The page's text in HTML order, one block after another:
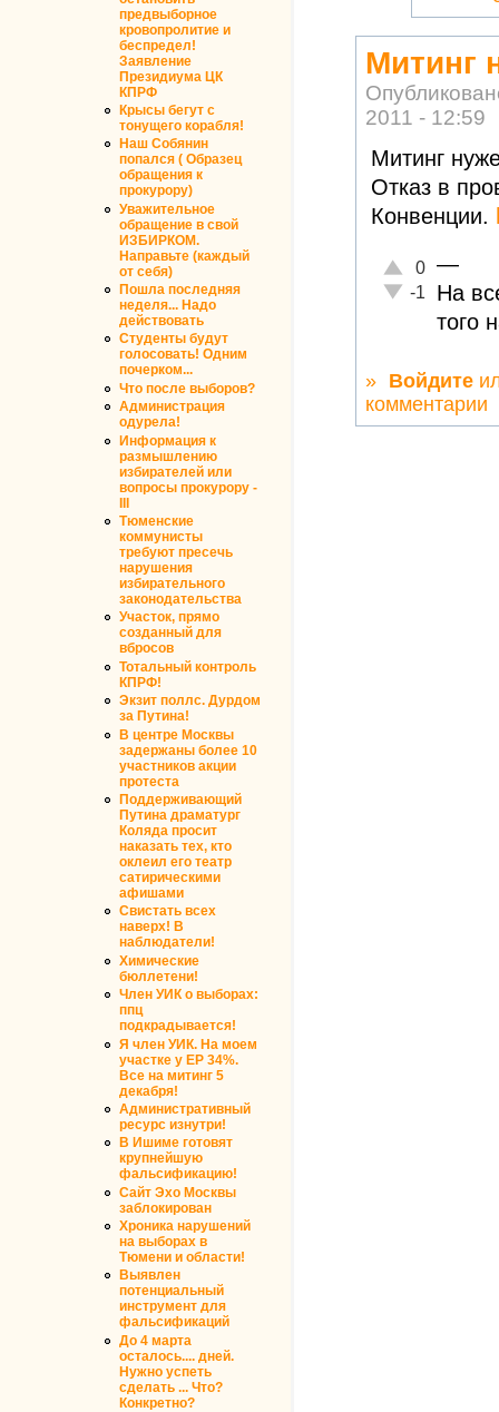
предвыборное
кровопролитие и
беспредел!
Заявление
Президиума ЦК
КПРФ
Крысы бегут с
тонущего корабля!
Наш Собянин
попался ( Образец
обращения к
прокурору)
Уважительное
обращение в свой
ИЗБИРКОМ.
Направьте (каждый
от себя)
Пошла последняя
неделя... Надо
действовать
Студенты будут
голосовать! Одним
почерком...
Что после выборов?
Администрация
одурела!
Информация к
размышлению
избирателей или
вопросы прокурору -
III
Тюменские
коммунисты
требуют пресечь
нарушения
избирательного
законодательства
Участок, прямо
созданный для
вбросов
Тотальный контроль
КПРФ!
Экзит поллс. Дурдом
за Путина!
В центре Москвы
задержаны более 10
участников акции
протеста
Поддерживающий
Путина драматург
Коляда просит
наказать тех, кто
оклеил его театр
сатирическими
афишами
Свистать всех
наверх! В
наблюдатели!
Химические
бюллетени!
Член УИК о выборах:
ппц
подкрадывается!
Я член УИК. На моем
участке у ЕР 34%.
Все на митинг 5
декабря!
Административный
ресурс изнутри!
В Ишиме готовят
крупнейшую
фальсификацию!
Сайт Эхо Москвы
заблокирован
Хроника нарушений
на выборах в
Тюмени и области!
Выявлен
потенциальный
инструмент для
фальсификаций
До 4 марта
осталось.... дней.
Нужно успеть
сделать ... Что?
Конкретно?
Митинг
2011 - 12:59
Митинг
Отказ в
Конвенции.
Отлично!
0
Неадекватно!
-1
—
На
того
» Войдите
комментарии